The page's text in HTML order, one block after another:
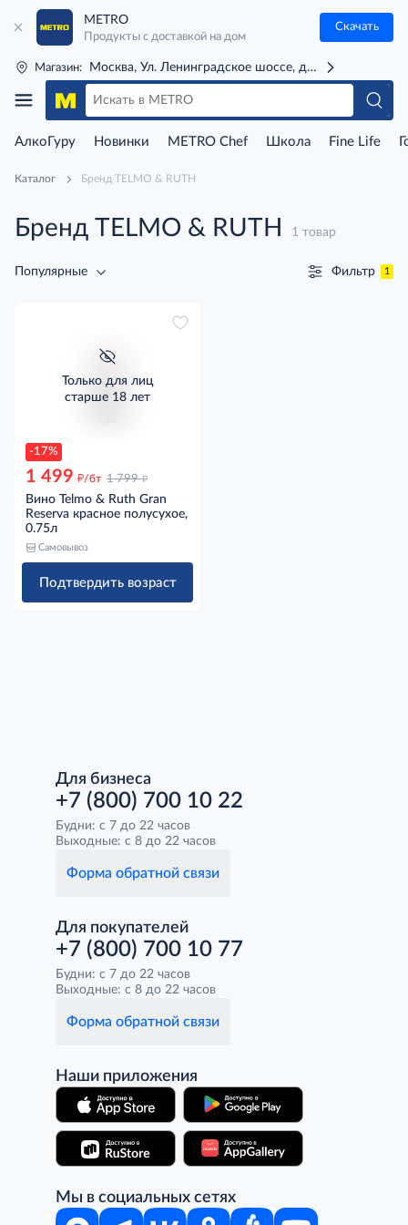
METRO
Продукты с доставкой на дом
Скачать
Магазин: Москва, Ул. Ленинградское шоссе, д. 71Г (м. Речной
АлкоГуру Новинки METRO Chef Школа Fine Life
Каталог Бренд TELMO & RUTH
Бренд TELMO & RUTH 1 товар
Популярные Фильтр 1
-17%
Только для лиц
старше 18 лет
1 499 д/бт 1 799 д
Вино Telmo & Ruth Gran
Reserva красное полусухое,
0.75л
Самовывоз
Подтвердить возраст
Для бизнеса
+7 (800) 700 10 22
Будни: с 7 до 22 часов
Выходные: с 8 до 22 часов
Форма обратной связи
Для покупателей
+7 (800) 700 10 77
Будни: с 7 до 22 часов
Выходные: с 8 до 22 часов
Форма обратной связи
Наши приложения
Мы в социальных сетях